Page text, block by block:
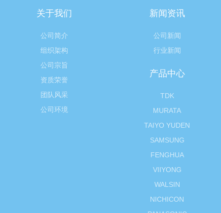
关于我们
公司简介
组织架构
公司宗旨
资质荣誉
团队风采
公司环境
新闻资讯
公司新闻
行业新闻
产品中心
TDK
MURATA
TAIYO YUDEN
SAMSUNG
FENGHUA
VIIYONG
WALSIN
NICHICON